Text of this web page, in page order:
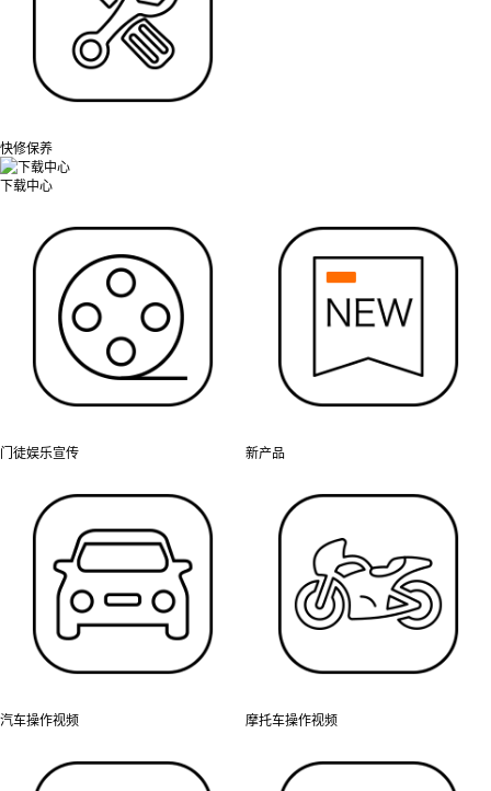
快修保养
下载中心
门徒娱乐宣传 新产品
汽车操作视频 摩托车操作视频